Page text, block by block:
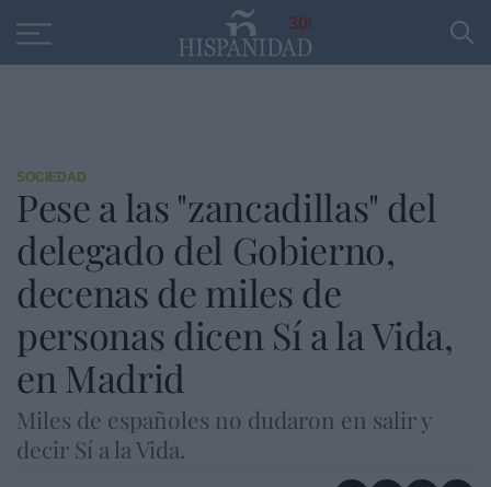
30
SOCIEDAD
Pese a las "zancadillas" del
delegado del Gobierno,
decenas de miles de
personas dicen Sí a la Vida,
en Madrid
Miles de españoles no dudaron en salir y
decir Sí a la Vida.